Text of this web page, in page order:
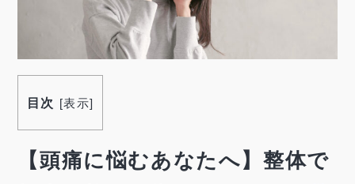
目次 [表示]
【頭痛に悩むあなたへ】整体で